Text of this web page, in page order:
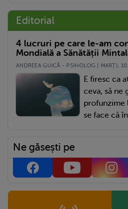
Editorial
4 lucruri pe care le-am
Mondială a Sănătății
ANDREEA GUICĂ - PSIHOLOG | MARŢI,
E firesc ca
ceva, să ne
profunzime
se face că
Ne găsești pe